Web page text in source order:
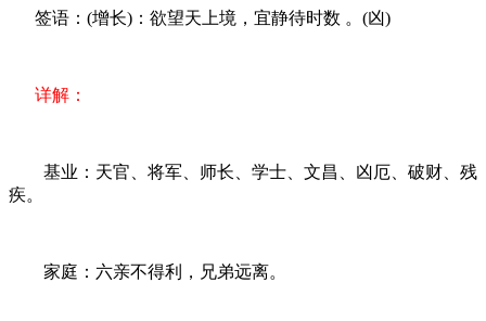
签语：(增长)：欲望天上境，宜静待时数 。(凶)
详解：
基业：天官、将军、师长、学士、文昌、凶厄、破财、残
疾。
家庭：六亲不得利，兄弟远离。